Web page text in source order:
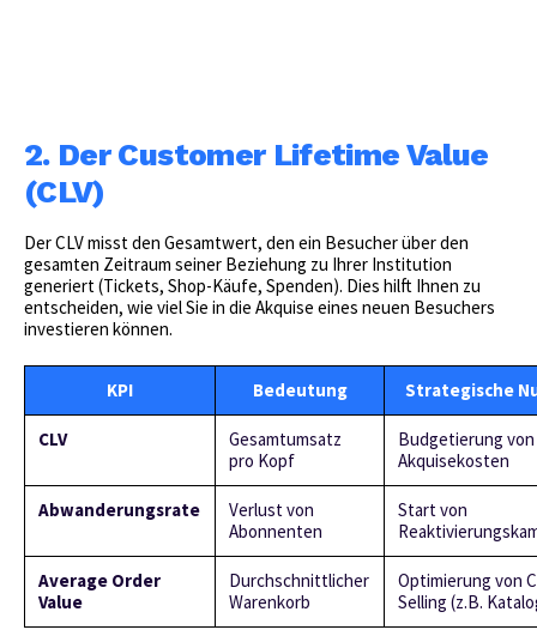
2. Der Customer Lifetime Value
(CLV)
Der CLV misst den Gesamtwert, den ein Besucher über den
gesamten Zeitraum seiner Beziehung zu Ihrer Institution
generiert (Tickets, Shop-Käufe, Spenden). Dies hilft Ihnen zu
entscheiden, wie viel Sie in die Akquise eines neuen Besuchers
investieren können.
KPI Bedeutung Strategische
CLV
Gesamtumsatz
pro Kopf
Budgetierung von
Akquisekosten
Abwanderungsrate
Verlust von
Abonnenten
Start von
Average Order
Value
Durchschnittlicher
Warenkorb
Optimierung von
Selling (z.B.